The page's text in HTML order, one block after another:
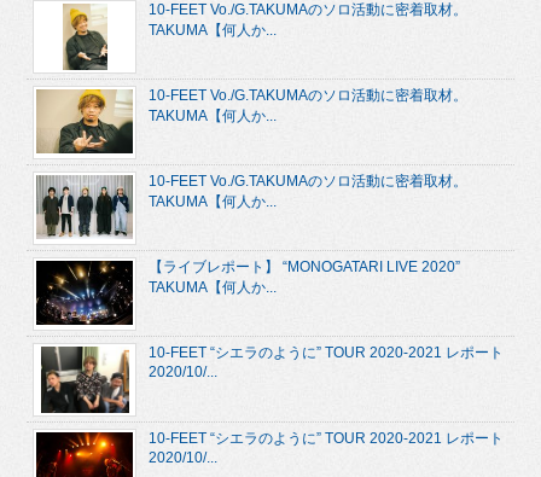
10-FEET Vo./G.TAKUMAのソロ活動に密着取材。
TAKUMA【何人か...
10-FEET Vo./G.TAKUMAのソロ活動に密着取材。
TAKUMA【何人か...
10-FEET Vo./G.TAKUMAのソロ活動に密着取材。
TAKUMA【何人か...
【ライブレポート】 “MONOGATARI LIVE 2020”
TAKUMA【何人か...
10-FEET “シエラのように” TOUR 2020-2021 レポート
2020/10/...
10-FEET “シエラのように” TOUR 2020-2021 レポート
2020/10/...